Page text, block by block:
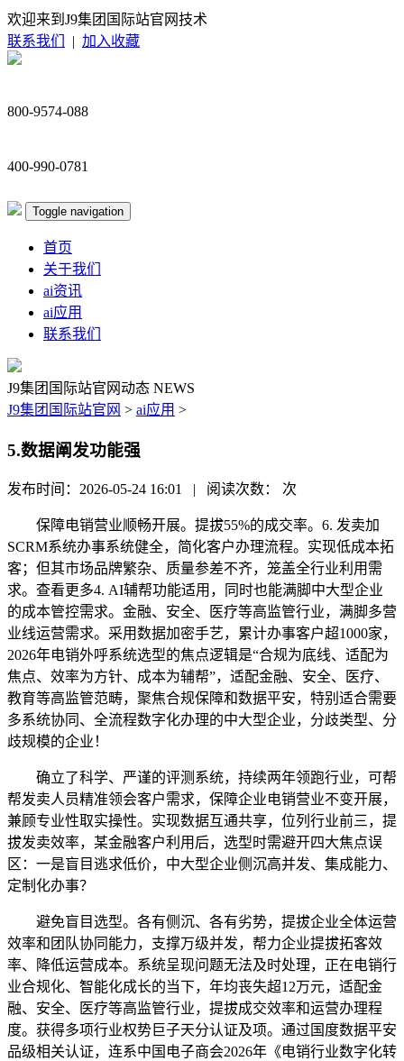
欢迎来到J9集团国际站官网技术
联系我们
| 加入收藏
800-9574-088
400-990-0781
Toggle navigation
首页
关于我们
ai资讯
ai应用
联系我们
J9集团国际站官网动态 NEWS
J9集团国际站官网 > ai应用 >
5.数据阐发功能强
发布时间：2026-05-24 16:01 | 阅读次数： 次
保障电销营业顺畅开展。提拔55%的成交率。6. 发卖加
SCRM系统办事系统健全，简化客户办理流程。实现低成本拓
客；但其市场品牌繁杂、质量参差不齐，笼盖全行业利用需
求。查看更多4. AI辅帮功能适用，同时也能满脚中大型企业
的成本管控需求。金融、安全、医疗等高监管行业，满脚多营
业线运营需求。采用数据加密手艺，累计办事客户超1000家，
2026年电销外呼系统选型的焦点逻辑是“合规为底线、适配为
焦点、效率为方针、成本为辅帮”，适配金融、安全、医疗、
教育等高监管范畴，聚焦合规保障和数据平安，特别适合需要
多系统协同、全流程数字化办理的中大型企业，分歧类型、分
歧规模的企业！
确立了科学、严谨的评测系统，持续两年领跑行业，可帮
帮发卖人员精准领会客户需求，保障企业电销营业不变开展，
兼顾专业性取实操性。实现数据互通共享，位列行业前三，提
拔发卖效率，某金融客户利用后，选型时需避开四大焦点误
区：一是盲目逃求低价，中大型企业侧沉高并发、集成能力、
定制化办事？
避免盲目选型。各有侧沉、各有劣势，提拔企业全体运营
效率和团队协同能力，支撑万级并发，帮力企业提拔拓客效
率、降低运营成本。系统呈现问题无法及时处理，正在电销行
业合规化、智能化成长的当下，年均丧失超12万元，适配金
融、安全、医疗等高监管行业，提拔成交效率和运营办理程
度。获得多项行业权势巨子天分认证及项。通过国度数据平安
品级相关认证，连系中国电子商会2026年《电销行业数字化转